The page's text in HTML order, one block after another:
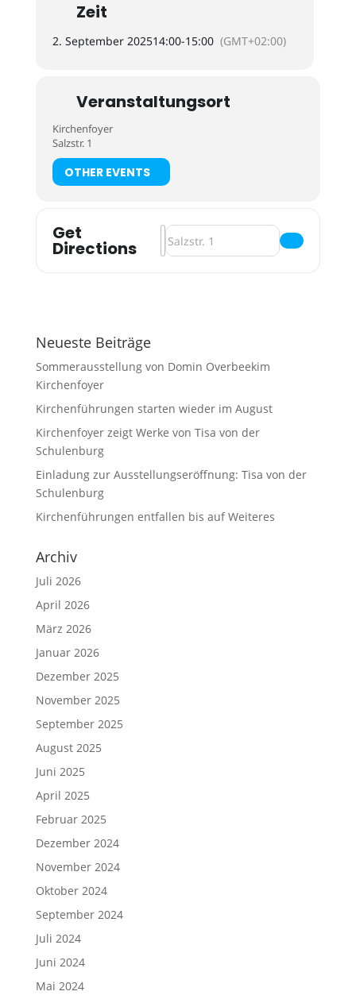
Zeit
2. September 202514:00-15:00 (GMT+02:00)
Veranstaltungsort
Kirchenfoyer
Salzstr. 1
OTHER EVENTS
Get
Directions
Address - Gesprächs.Zeit im
Destination Address -
Neueste Beiträge
Sommerausstellung von Domin Overbeekim
Kirchenfoyer
Kirchenführungen starten wieder im August
Kirchenfoyer zeigt Werke von Tisa von der
Schulenburg
Einladung zur Ausstellungseröffnung: Tisa von der
Schulenburg
Kirchenführungen entfallen bis auf Weiteres
Archiv
Juli 2026
April 2026
März 2026
Januar 2026
Dezember 2025
November 2025
September 2025
August 2025
Juni 2025
April 2025
Februar 2025
Dezember 2024
November 2024
Oktober 2024
September 2024
Juli 2024
Juni 2024
Mai 2024